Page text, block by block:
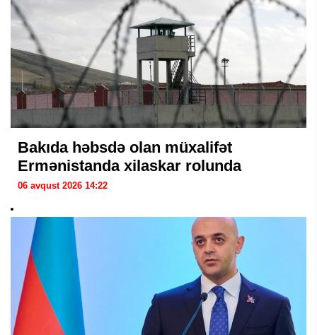
Bakıda həbsdə olan müxalifət
Ermənistanda xilaskar rolunda
06 avqust 2026 14:22